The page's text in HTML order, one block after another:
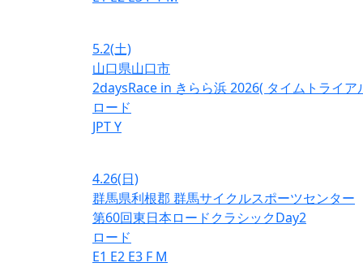
5.2(土)
山口県山口市
2daysRace in きらら浜 2026( タイムトライア
ロード
JPTY
4.26(日)
群馬県利根郡 群馬サイクルスポーツセンター
第60回東日本ロードクラシックDay2
ロード
E1 E2 E3 F M